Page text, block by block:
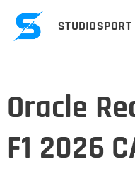
STUDIOSPORT
Oracle
F1 2026